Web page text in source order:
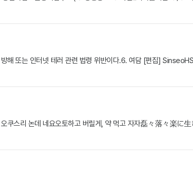
해 또는 인터넷 테러 관련 법령 위반이다.6. 여담 [편집]
스리 논데 네요오토하고 버릴게, 약 먹고 자자磊々落々楽に